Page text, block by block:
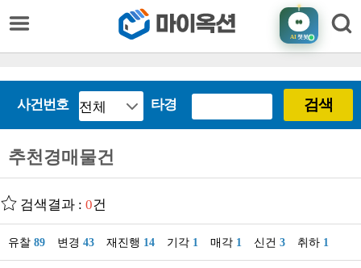
AI챗봇
사건번호 타경 검색
추천경매물건
검색결과 : 0건
유찰 89 변경 43 재진행 14 기각 1 매각 1 신건 3 취하 1